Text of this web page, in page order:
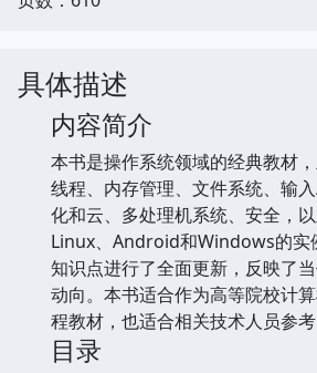
具体描述
内容简介
本书是操作系统领域的经典教材
线程、内存管理、文件系统、输
化和云、多处理机系统、安全，以
Linux、Android和Windows的实
知识点进行了全面更新，反映了
动向。本书适合作为高等院校计
程教材，也适合相关技术人员参考
目录